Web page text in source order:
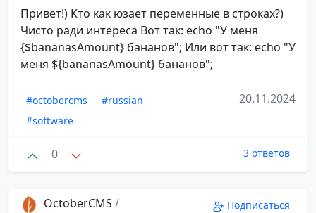
Привет!) Кто как юзает переменные в строках?)
Чисто ради интереса Вот так: echo "У меня
{$bananasAmount} бананов"; Или вот так: echo "У
меня ${bananasAmount} бананов";
#octobercms
#russian
#software
20.11.2024
0 3 ответов
OctoberCMS /
Подписаться